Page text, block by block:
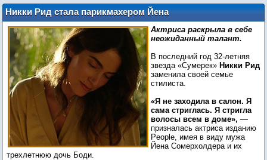
Никки Рид стала парикмахером Йена
Сомерхолдера и их дочери на
карантине
Актриса раскрыла в себе
неожиданный талант.
В последний год 32-летняя
звезда «Сумерек» Никки Рид
заменила своей семье
стилиста.
«Я не заходила в салон. Я
сама стриглась. Я стригла
волосы всем в доме», —
призналась актриса изданию
People, имея в виду мужа
Йена Сомерхолдера и их
трехлетнюю дочь Боди.